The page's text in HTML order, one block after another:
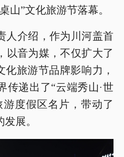
山”文化旅游节落幕。
介绍，作为川河盖首
以音为媒，不仅扩大了
化旅游节品牌影响力，
传递出了“云端秀山·世
度假区名片，带动了
展。